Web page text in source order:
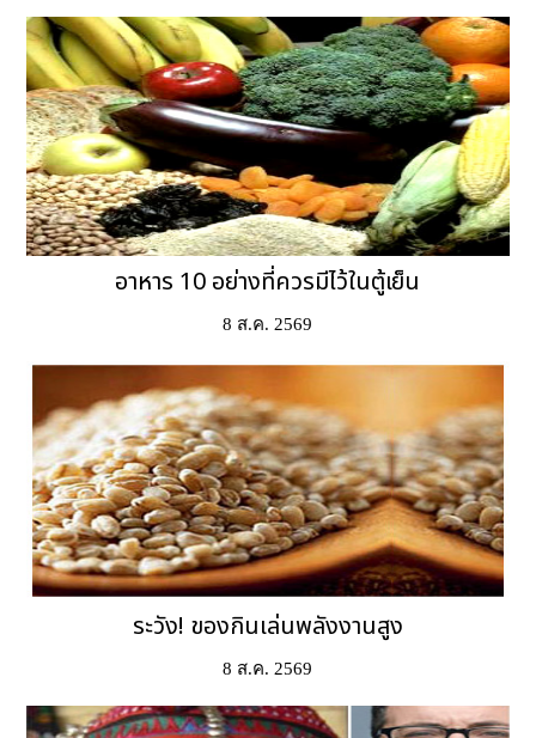
อาหาร 10 อย่างที่ควรมีไว้ในตู้เย็น
8 ส.ค. 2569
ระวัง! ของกินเล่นพลังงานสูง
8 ส.ค. 2569